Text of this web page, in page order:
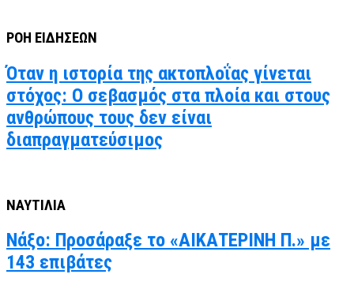
ΡΟΗ ΕΙΔΗΣΕΩΝ
Όταν η ιστορία της ακτοπλοΐας γίνεται
στόχος: Ο σεβασμός στα πλοία και στους
ανθρώπους τους δεν είναι
διαπραγματεύσιμος
ΝΑΥΤΙΛΙΑ
Νάξο: Προσάραξε το «ΑΙΚΑΤΕΡΙΝΗ Π.» με
143 επιβάτες